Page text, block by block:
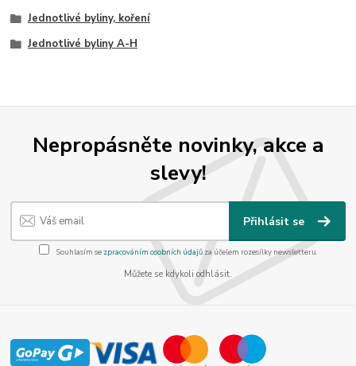
Jednotlivé byliny, koření
Jednotlivé byliny A-H
Nepropásněte novinky, akce a
slevy!
Přihlásit se
Souhlasím se zpracováním osobních údajůza účelem rozesílky newsletteru.
Můžete se kdykoli odhlásit.